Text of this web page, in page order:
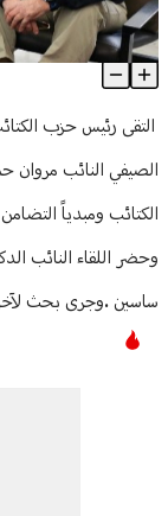
ثقافة ومجتمع
منوعات
حمادة زار رئيس
Article Content
التقى رئيس حزب
الصيفي النائب مروان
الكتائب ومبدياً
وحضر اللقاء النائب
ساسين .وجرى بحث لآخر